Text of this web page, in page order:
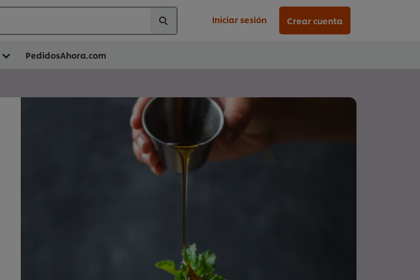
Iniciar sesión Crear cuenta
PedidosAhora.com